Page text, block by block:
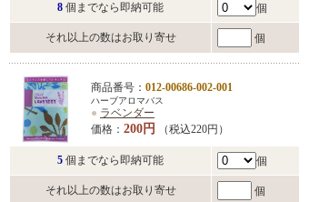
8 個までなら即納可能 個
それ以上の数はお取り寄せ 個
商品番号： 012-00686-002-001
ハーブアロマバス
● ラベンダー
価格： 200円 （税込220円）
5 個までなら即納可能 個
それ以上の数はお取り寄せ 個